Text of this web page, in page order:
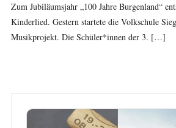
Zum Jubiläumsjahr „100 Jahre Burgenland“
Kinderlied. Gestern startete die Volkschule
Musikprojekt. Die Schüler*innen der 3. […]